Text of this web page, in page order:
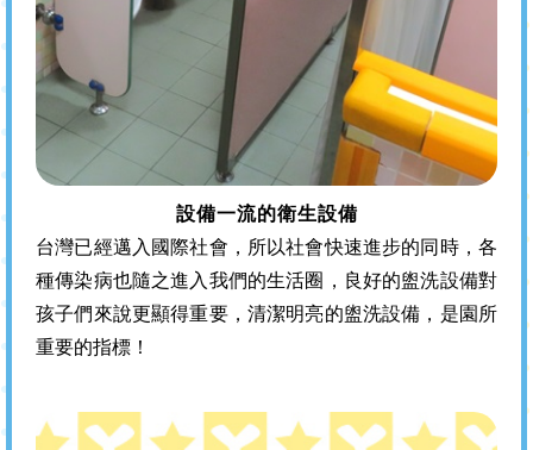
設備一流的衛生設備
台灣已經邁入國際社會，所以社會快速進步的同時，各
種傳染病也隨之進入我們的生活圈，良好的盥洗設備對
孩子們來說更顯得重要，清潔明亮的盥洗設備，是園所
重要的指標！